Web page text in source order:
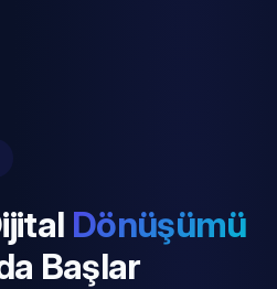
Dönüşümü
Başlar